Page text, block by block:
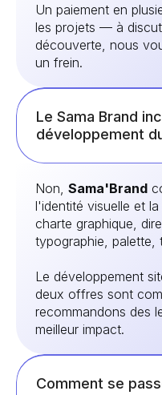
Un paiement en
les projets — à
découverte, nous
un frein.
Le Sama Brand
développement
Non, Sama'Brand
l'identité visuelle et
charte graphique,
typographie, palette,
Le développement
deux offres sont
recommandons des
meilleur impact.
Comment se